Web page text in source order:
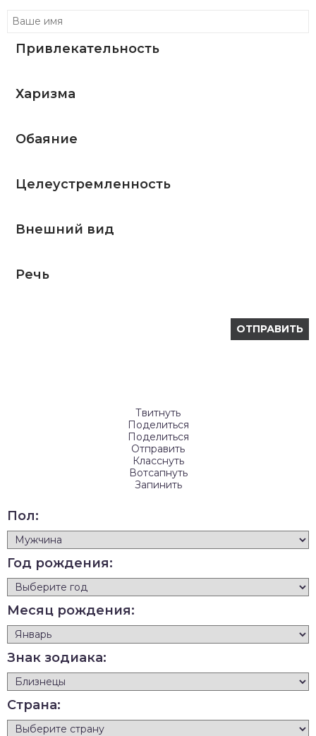
Привлекательность
Харизма
Обаяние
Целеустремленность
Внешний вид
Речь
Твитнуть
Поделиться
Поделиться
Отправить
Класснуть
Вотсапнуть
Запинить
Пол:
Год рождения:
Месяц рождения:
Знак зодиака:
Страна: